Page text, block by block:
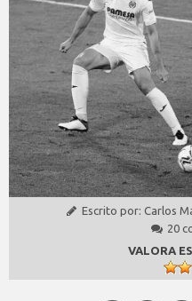
Escrito por: Carlos
20
VALORA